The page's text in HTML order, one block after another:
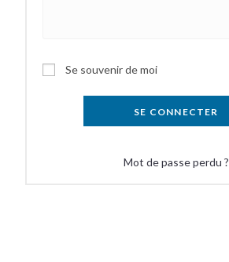
Se souvenir de moi
SE CONNECTER
Mot de passe perdu ?